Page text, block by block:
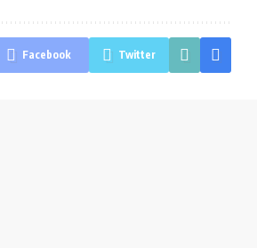
Facebook Twitter